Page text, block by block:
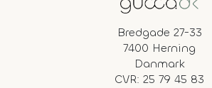
Bredgade 27-33
7400 Herning
Danmark
CVR: 25 79 45 83